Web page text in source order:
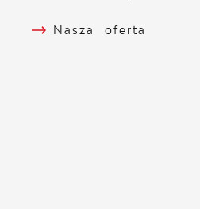
Nasza oferta